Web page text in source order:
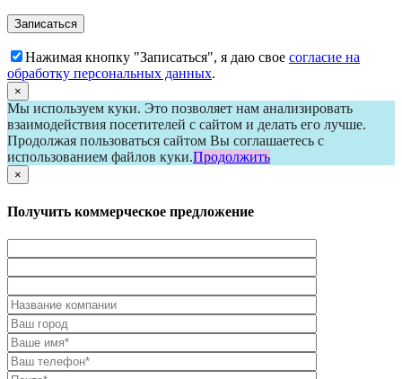
Нажимая кнопку "Записаться", я даю свое согласие на
обработку персональных данных.
×
Мы используем куки. Это позволяет нам анализировать
взаимодействия посетителей с сайтом и делать его лучше.
Продолжая пользоваться сайтом Вы соглашаетесь с
использованием файлов куки.Продолжить
×
Получить коммерческое предложение